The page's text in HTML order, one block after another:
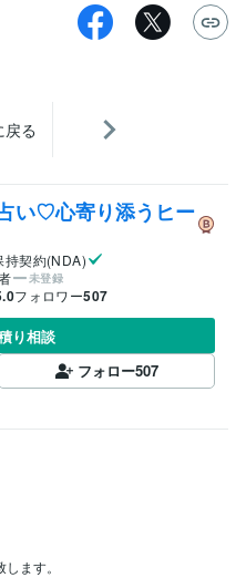
戻る
い♡心寄り添うヒー
持契約(NDA)
未登録
フォロワー507
り相談
フォロー507
ます。